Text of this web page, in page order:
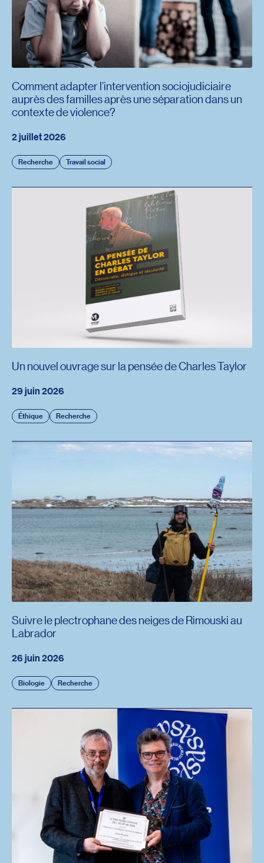
2 juillet 2026
Recherche Travail social
Comment adapter l’intervention sociojudiciaire
auprès des familles après une séparation dans un
contexte de violence?
29 juin 2026
Éthique Recherche
Un nouvel ouvrage sur la pensée de Charles Taylor
26 juin 2026
Biologie Recherche
Suivre le plectrophane des neiges de Rimouski au
Labrador